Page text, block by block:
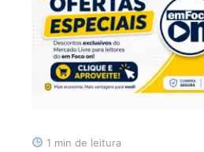
1 min de leitura